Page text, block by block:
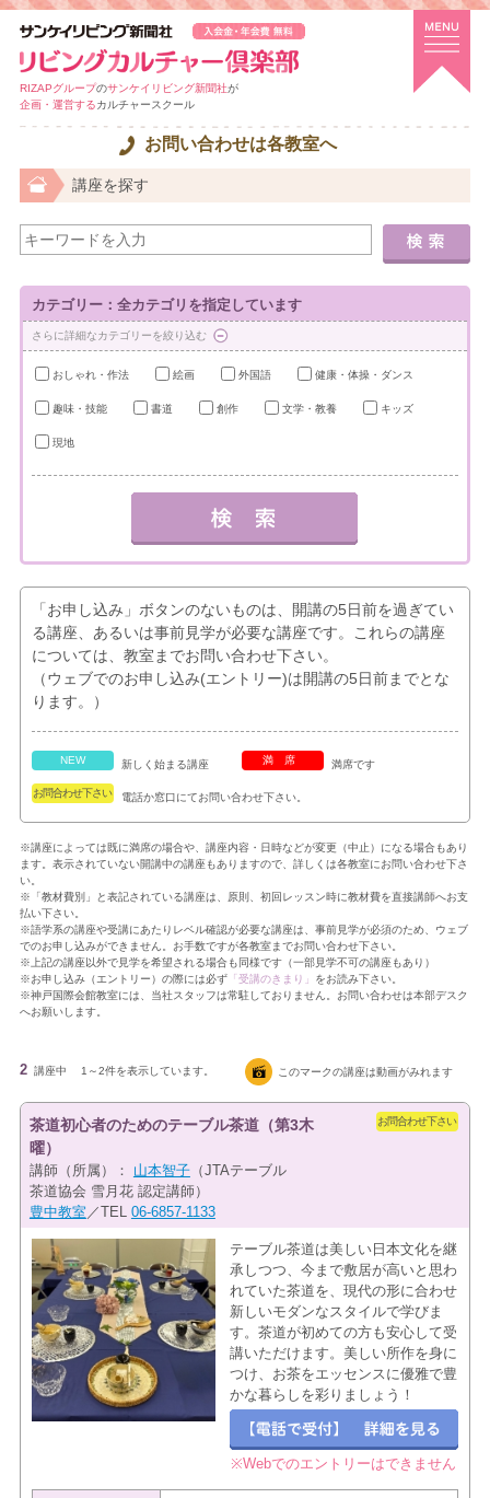
RIZAPグループのサンケイリビング新聞社が
企画・運営するカルチャースクール
お問い合わせは各教室へ
講座を探す
カテゴリー：全カテゴリを指定しています
さらに詳細なカテゴリーを絞り込む
おしゃれ・作法 絵画 外国語 健康・体操・ダンス
趣味・技能 書道 創作 文学・教養 キッズ
現地
「お申し込み」ボタンのないものは、開講の5日前を過ぎてい
る講座、あるいは事前見学が必要な講座です。これらの講座
については、教室までお問い合わせ下さい。
（ウェブでのお申し込み(エントリー)は開講の5日前までとな
ります。）
NEW 新しく始まる講座 満席 満席です
お問合わせ下さい 電話か窓口にてお問い合わせ下さい。
※講座によっては既に満席の場合や、講座内容・日時などが変更（中止）になる場合もあり
ます。表示されていない開講中の講座もありますので、詳しくは各教室にお問い合わせ下さ
い。
※「教材費別」と表記されている講座は、原則、初回レッスン時に教材費を直接講師へお支
払い下さい。
※語学系の講座や受講にあたりレベル確認が必要な講座は、事前見学が必須のため、ウェブ
でのお申し込みができません。お手数ですが各教室までお問い合わせ下さい。
※上記の講座以外で見学を希望される場合も同様です（一部見学不可の講座もあり）
※お申し込み（エントリー）の際には必ず「受講のきまり」 をお読み下さい。
※神戸国際会館教室には、当社スタッフは常駐しておりません。お問い合わせは本部デスク
へお願いします。
2 講座中 1～2件を表示しています。 このマークの講座は動画がみれます
お問合わせ下さい
茶道初心者のためのテーブル茶道（第3木
曜）
講師（所属）： 山本智子（JTAテーブル
茶道協会 雪月花 認定講師）
豊中教室 ／TEL 06-6857-1133
テーブル茶道は美しい日本文化を継
承しつつ、今まで敷居が高いと思わ
れていた茶道を、現代の形に合わせ
新しいモダンなスタイルで学びま
す。茶道が初めての方も安心して受
講いただけます。美しい所作を身に
つけ、お茶をエッセンスに優雅で豊
かな暮らしを彩りましょう！
※Webでのエントリーはできません